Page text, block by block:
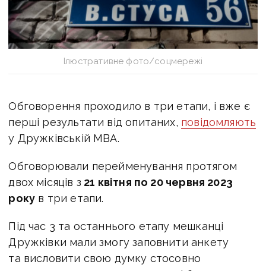
Ілюстративне фото/соцмережі
Обговорення проходило в три етапи, і вже є
перші результати від опитаних, повідомляють
у Дружківській МВА.
Обговорювали перейменування протягом
двох місяців з 21 квітня по 20 червня 2023
року в три етапи.
Під час 3 та останнього етапу мешканці
Дружківки мали змогу заповнити анкету
та висловити свою думку стосовно